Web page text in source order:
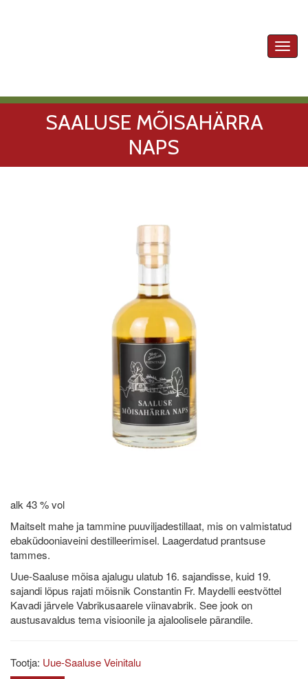
SAALUSE MÕISAHÄRRA
NAPS
alk 43 % vol
Maitselt mahe ja tammine puuviljadestillaat, mis on valmistatud
ebaküdooniaveini destilleerimisel. Laagerdatud prantsuse
tammes.
Uue-Saaluse mõisa ajalugu ulatub 16. sajandisse, kuid 19.
sajandi lõpus rajati mõisnik Constantin Fr. Maydelli eestvõttel
Kavadi järvele Vabrikusaarele viinavabrik. See jook on
austusavaldus tema visioonile ja ajaloolisele pärandile.
Tootja: Uue-Saaluse Veinitalu